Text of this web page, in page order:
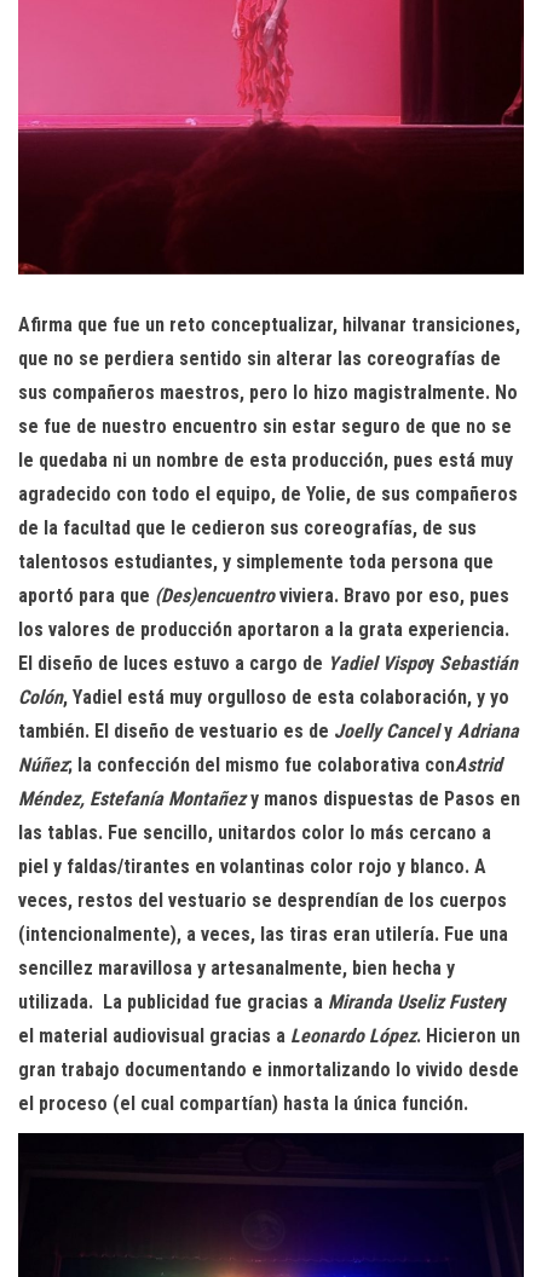
Afirma que fue un reto conceptualizar, hilvanar transiciones,
que no se perdiera sentido sin alterar las coreografías de
sus compañeros maestros, pero lo hizo magistralmente. No
se fue de nuestro encuentro sin estar seguro de que no se
le quedaba ni un nombre de esta producción, pues está muy
agradecido con todo el equipo, de Yolie, de sus compañeros
de la facultad que le cedieron sus coreografías, de sus
talentosos estudiantes, y simplemente toda persona que
aportó para que (Des)encuentroviviera. Bravo por eso, pues
los valores de producción aportaron a la grata experiencia.
El diseño de luces estuvo a cargo de Yadiel Vispoy Sebastián
Colón, Yadiel está muy orgulloso de esta colaboración, y yo
también. El diseño de vestuario es de Joelly Cancely Adriana
Núñez; la confección del mismo fue colaborativa conAstrid
Méndez, Estefanía Montañezy manos dispuestas de Pasos en
las tablas. Fue sencillo, unitardos color lo más cercano a
piel y faldas/tirantes en volantinas color rojo y blanco. A
veces, restos del vestuario se desprendían de los cuerpos
(intencionalmente), a veces, las tiras eran utilería. Fue una
sencillez maravillosa y artesanalmente, bien hecha y
utilizada. La publicidad fue gracias a Miranda Useliz Fustery
el material audiovisual gracias a Leonardo López. Hicieron un
gran trabajo documentando e inmortalizando lo vivido desde
el proceso (el cual compartían) hasta la única función.